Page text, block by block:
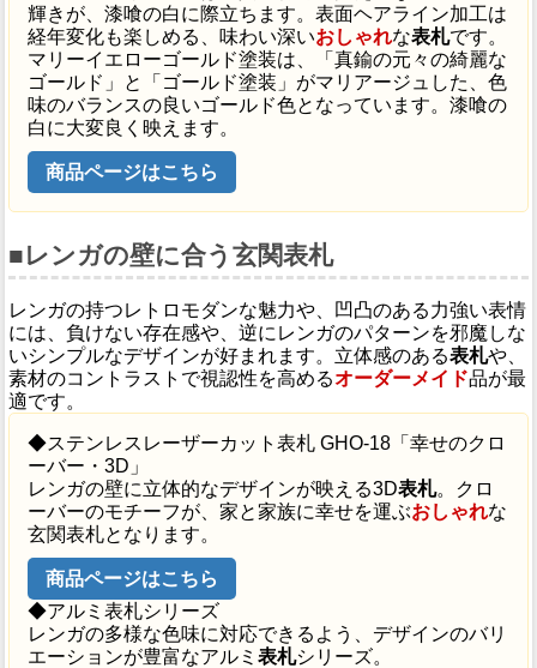
輝きが、漆喰の白に際立ちます。表面ヘアライン加工は
経年変化も楽しめる、味わい深いおしゃれな表札です。
マリーイエローゴールド塗装は、「真鍮の元々の綺麗な
ゴールド」と「ゴールド塗装」がマリアージュした、色
味のバランスの良いゴールド色となっています。漆喰の
白に大変良く映えます。
商品ページはこちら
■レンガの壁に合う玄関表札
レンガの持つレトロモダンな魅力や、凹凸のある力強い表情
には、負けない存在感や、逆にレンガのパターンを邪魔しな
いシンプルなデザインが好まれます。立体感のある表札や、
素材のコントラストで視認性を高めるオーダーメイド品が最
適です。
◆ステンレスレーザーカット表札 GHO-18「幸せのクロ
ーバー・3D」
レンガの壁に立体的なデザインが映える3D表札。クロ
ーバーのモチーフが、家と家族に幸せを運ぶおしゃれな
玄関表札となります。
商品ページはこちら
◆アルミ表札シリーズ
レンガの多様な色味に対応できるよう、デザインのバリ
エーションが豊富なアルミ 表札シリーズ。